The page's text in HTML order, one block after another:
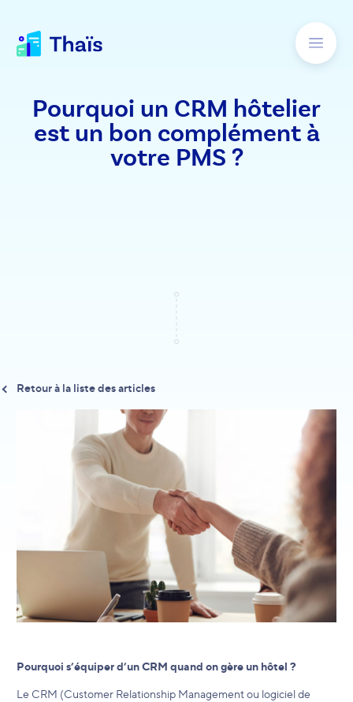
Pourquoi un CRM hôtelier
est un bon complément à
votre PMS ?
Retour à la liste des articles
Pourquoi s’équiper d’un CRM quand on gère un hôtel ?
Le CRM (Customer Relationship Management ou logiciel de